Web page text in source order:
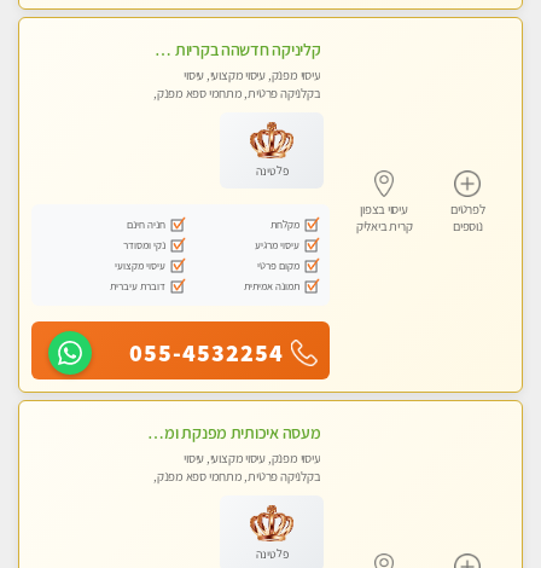
לפרטים
נוספים
עיסוי בצפון
קרית ביאליק
קליניקה חדשהה בקריות מעסה איכותית מפנקת ומקצועית מאוד+נשים +זוגות
עיסוי מפנק, עיסוי מקצועי, עיסוי
בקלניקה פרטית, מתחמי ספא מפנק,
לנשים בלבד
פלטינה
מקלחת
חניה חינם
עיסוי מרגיע
נקי ומסודר
מקום פרטי
עיסוי מקצועי
תמונה אמיתית
דוברת עיברית
055-4532254
מעסה איכותית מפנקת ומקצועית עיסוי חלומי ..... בקריות
עיסוי מפנק, עיסוי מקצועי, עיסוי
בקלניקה פרטית, מתחמי ספא מפנק,
פלטינה